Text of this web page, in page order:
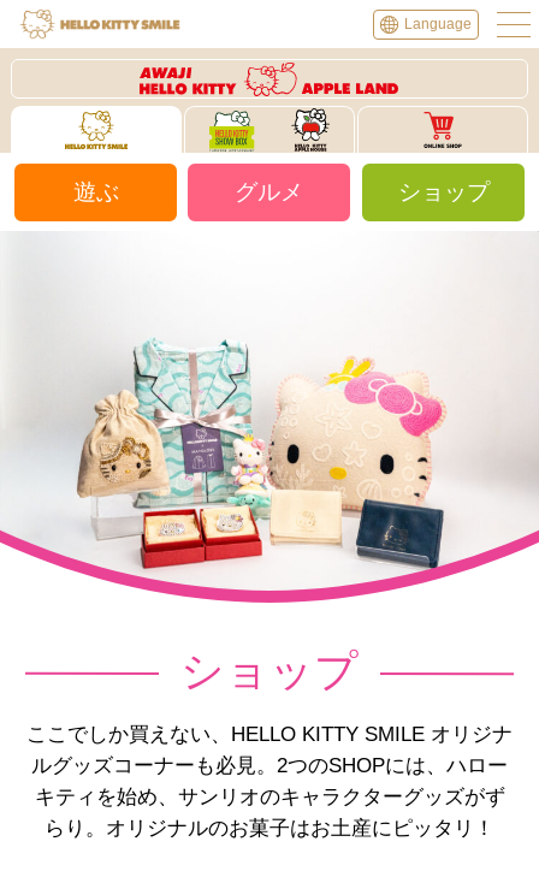
Language
遊ぶ グルメ ショップ
ショップ
ここでしか買えない、HELLO KITTY SMILE オリジナ
ルグッズコーナーも必見。2つのSHOPには、ハロー
キティを始め、サンリオのキャラクターグッズがず
らり。オリジナルのお菓子はお土産にピッタリ！